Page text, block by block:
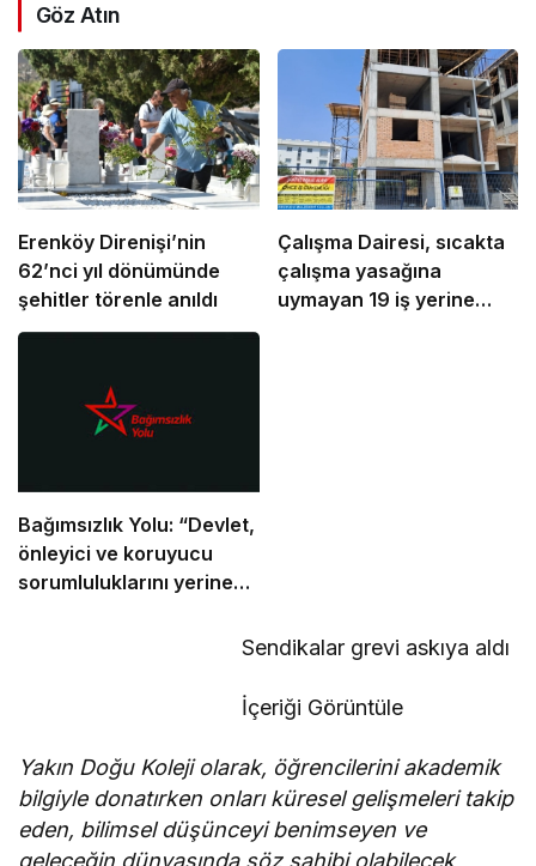
Göz Atın
Erenköy Direnişi’nin
62’nci yıl dönümünde
şehitler törenle anıldı
Çalışma Dairesi, sıcakta
çalışma yasağına
uymayan 19 iş yerine
Bağımsızlık Yolu: “Devlet,
önleyici ve koruyucu
sorumluluklarını yerine
Sendikalar grevi askıya aldı
İçeriği Görüntüle
Yakın Doğu Koleji olarak, öğrencilerini akademik
bilgiyle donatırken onları küresel gelişmeleri takip
eden, bilimsel düşünceyi benimseyen ve
geleceğin dünyasında söz sahibi olabilecek